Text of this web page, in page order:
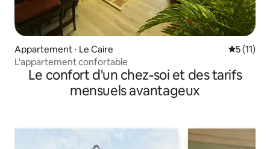
Appartement ⋅ Le Caire
5 (11)
L'appartement confortable
Le confort d'un chez-soi et des tarifs
mensuels avantageux